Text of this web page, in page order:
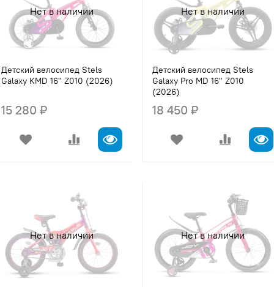
Нет в наличии
Детский велосипед Stels
Galaxy KMD 16" Z010 (2026)
15 280 ₽
Нет в наличии
Детский велосипед Stels
Galaxy Pro MD 16" Z010
(2026)
18 450 ₽
Нет в наличии Нет в наличии